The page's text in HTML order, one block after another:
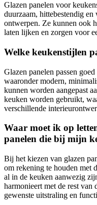
Glazen panelen voor
duurzaam, hittebestendig
ontwerpen. Ze kunnen ook
laten lijken en zorgen voor
Welke keukenstijlen
Glazen panelen passen
waaronder modern,
kunnen worden aangepast
keuken worden gebruikt,
verschillende
Waar moet ik op
panelen die bij mijn
Bij het kiezen van glazen
om rekening te houden met
al in de keuken aanwezig
harmonieert met de rest van
gewenste uitstraling en